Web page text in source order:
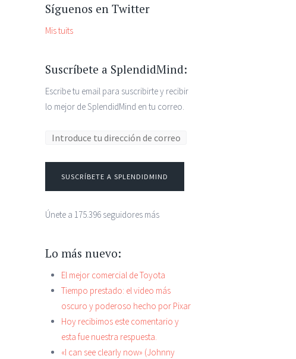
Síguenos en Twitter
Mis tuits
Suscríbete a SplendidMind:
Escribe tu email para suscribirte y recibir
lo mejor de SplendidMind en tu correo.
Dirección de correo electrónico:
SUSCRÍBETE A SPLENDIDMIND
Únete a 175.396 seguidores más
Lo más nuevo:
El mejor comercial de Toyota
Tiempo prestado: el video más
oscuro y poderoso hecho por Pixar
Hoy recibimos este comentario y
esta fue nuestra respuesta.
«I can see clearly now» (Johnny